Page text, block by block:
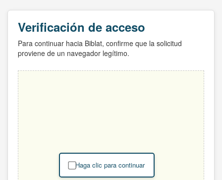
Verificación de acceso
Para continuar hacia Biblat, confirme que la solicitud
proviene de un navegador legítimo.
Haga clic para continuar